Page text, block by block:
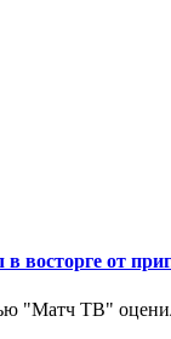
восторге от
ТВ"